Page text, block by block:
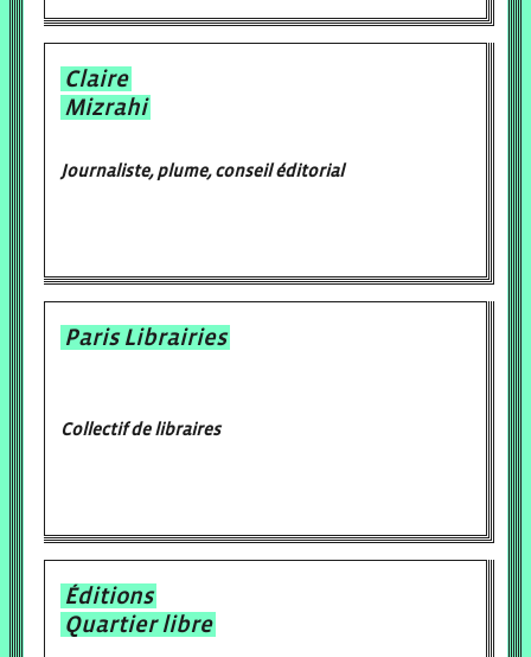
Claire
Mizrahi
Journaliste, plume, conseil éditorial
Paris Librairies
Collectif de libraires
Éditions
Quartier libre